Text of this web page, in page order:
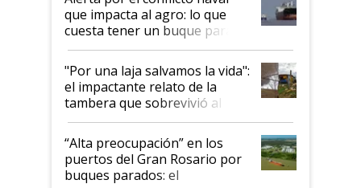
que impacta al agro: lo que
cuesta tener un buque parado
y el peligro de que Argentina
pase a ser "país sucio"
"Por una laja salvamos la vida":
el impactante relato de la
tambera que sobrevivió al
tornado
“Alta preocupación” en los
puertos del Gran Rosario por
buques parados: el